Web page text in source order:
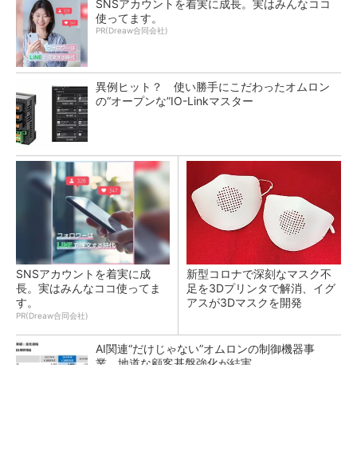
SNSアカウントを着実に成長。実はみんなココ
使ってます。
PR(Dreaw合同会社)
異例ヒット？ 使い勝手にこだわったオムロン
の“オープンな”IO-Linkマスター
SNSアカウントを着実に成
長。実はみんなココ使ってま
す。
PR(Dreaw合同会社)
新型コロナで深刻なマスク不
足を3Dプリンタで解消、イグ
アスが3Dマスクを開発
AI関連“だけじゃない”オムロンの制御機器事
業、地道な顧客基盤強化が結実